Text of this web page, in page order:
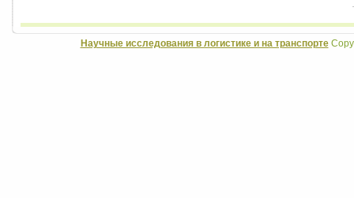
Научные исследования в логистике и на транспорте